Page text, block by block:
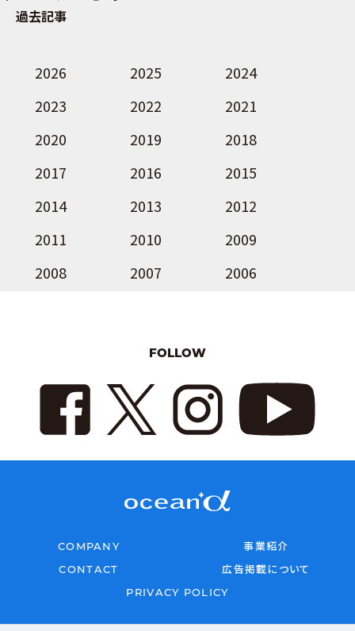
過去記事
2026 2025
2024
2023
2022
2021
2020
2019
2018
2017
2016
2015
2014
2013
2012
2011
2010
2009
2008
2007 2006
FOLLOW
COMPANY
事業紹介
CONTACT
広告掲載について
PRIVACY POLICY